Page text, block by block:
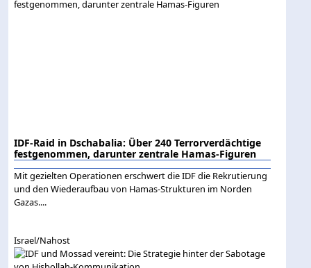
IDF-Raid in Dschabalia: Über 240 Terrorverdächtige
festgenommen, darunter zentrale Hamas-Figuren
Mit gezielten Operationen erschwert die IDF die Rekrutierung
und den Wiederaufbau von Hamas-Strukturen im Norden
Gazas....
Israel/Nahost